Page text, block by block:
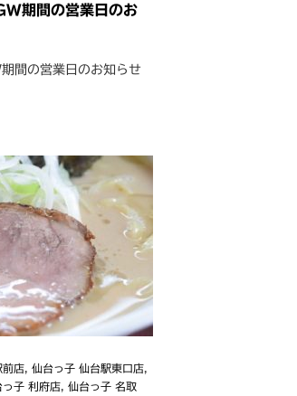
期間の営業日のお
間の営業日のお知らせ
前店, 仙台っ子 仙台駅東口店,
っ子 利府店, 仙台っ子 名取